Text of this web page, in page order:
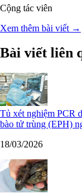
Cộng tác viên
Xem thêm bài viết →
Bài viết liên
Tủ xét nghiệm PCR
bào tử trùng (EPH)
18/03/2026